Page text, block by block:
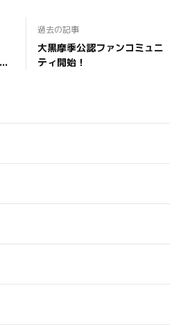
過去の記事
大黒摩季公認ファンコミュニ
ティ開始！